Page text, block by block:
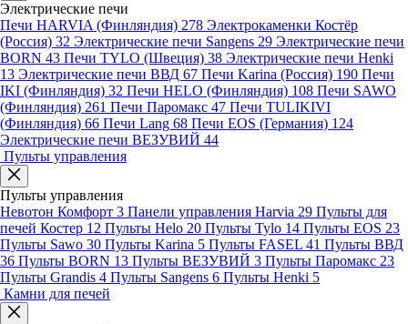
Электрические печи
Печи HARVIA (Финляндия) 278 Электрокаменки Костёр
(Россия) 32 Электрические печи Sangens 29 Электрические печи
BORN 43 Печи TYLO (Швеция) 38 Электрические печи Henki
13 Электрические печи ВВД 67 Печи Karina (Россия) 190 Печи
IKI (Финляндия) 32 Печи HELO (Финляндия) 108 Печи SAWO
(Финляндия) 261 Печи Паромакс 47 Печи TULIKIVI
(Финляндия) 66 Печи Lang 68 Печи EOS (Германия) 124
Электрические печи ВЕЗУВИЙ 44
Пульты управления
Пульты управления
Невотон Комфорт 3 Панели управления Harvia 29 Пульты для
печей Костер 12 Пульты Helo 20 Пульты Tylo 14 Пульты EOS 23
Пульты Sawo 30 Пульты Karina 5 Пульты FASEL 41 Пульты ВВД
36 Пульты BORN 13 Пульты ВЕЗУВИЙ 3 Пульты Паромакс 23
Пульты Grandis 4 Пульты Sangens 6 Пульты Henki 5
Камни для печей